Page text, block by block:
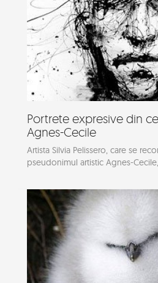
Portrete expresive din
Agnes-Cecile
Artista Silvia Pelissero, care se
pseudonimul artistic Agnes-